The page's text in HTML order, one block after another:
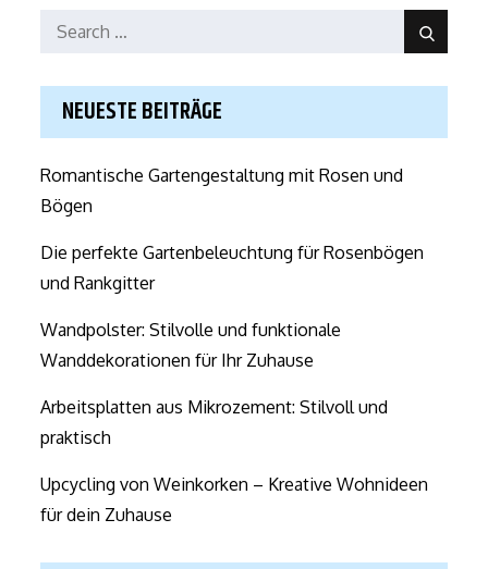
Search
Search
NEUESTE BEITRÄGE
Romantische Gartengestaltung mit Rosen und
Bögen
Die perfekte Gartenbeleuchtung für Rosenbögen
und Rankgitter
Wandpolster: Stilvolle und funktionale
Wanddekorationen für Ihr Zuhause
Arbeitsplatten aus Mikrozement: Stilvoll und
praktisch
Upcycling von Weinkorken – Kreative Wohnideen
für dein Zuhause